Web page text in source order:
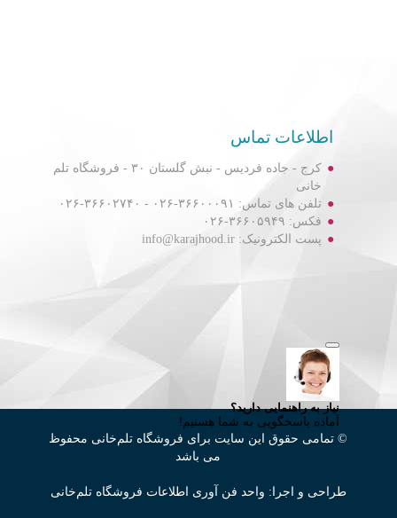
اطلاعات تماس
کرج - جاده فردیس - نبش گلستان ۳۰ - فروشگاه تلم
خانی
تلفن های تماس: ۳۶۶۰۰۰۹۱-۰۲۶ - ۳۶۶۰۲۷۴۰-۰۲۶
فکس: ۳۶۶۰۵۹۴۹-۰۲۶
پست الکترونیک: info@karajhood.ir
© تمامی حقوق این سایت برای فروشگاه تلم‌خانی محفوظ
می باشد
طراحی و اجرا: واحد فن آوری اطلاعات فروشگاه تلم‌خانی